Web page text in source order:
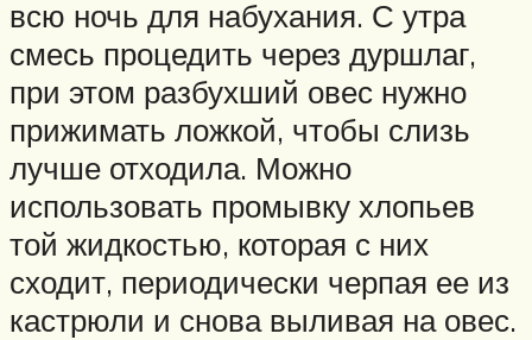
всю ночь для набухания. С утра
смесь процедить через дуршлаг,
при этом разбухший овес нужно
прижимать ложкой, чтобы слизь
лучше отходила. Можно
использовать промывку хлопьев
той жидкостью, которая с них
сходит, периодически черпая ее из
кастрюли и снова выливая на овес.